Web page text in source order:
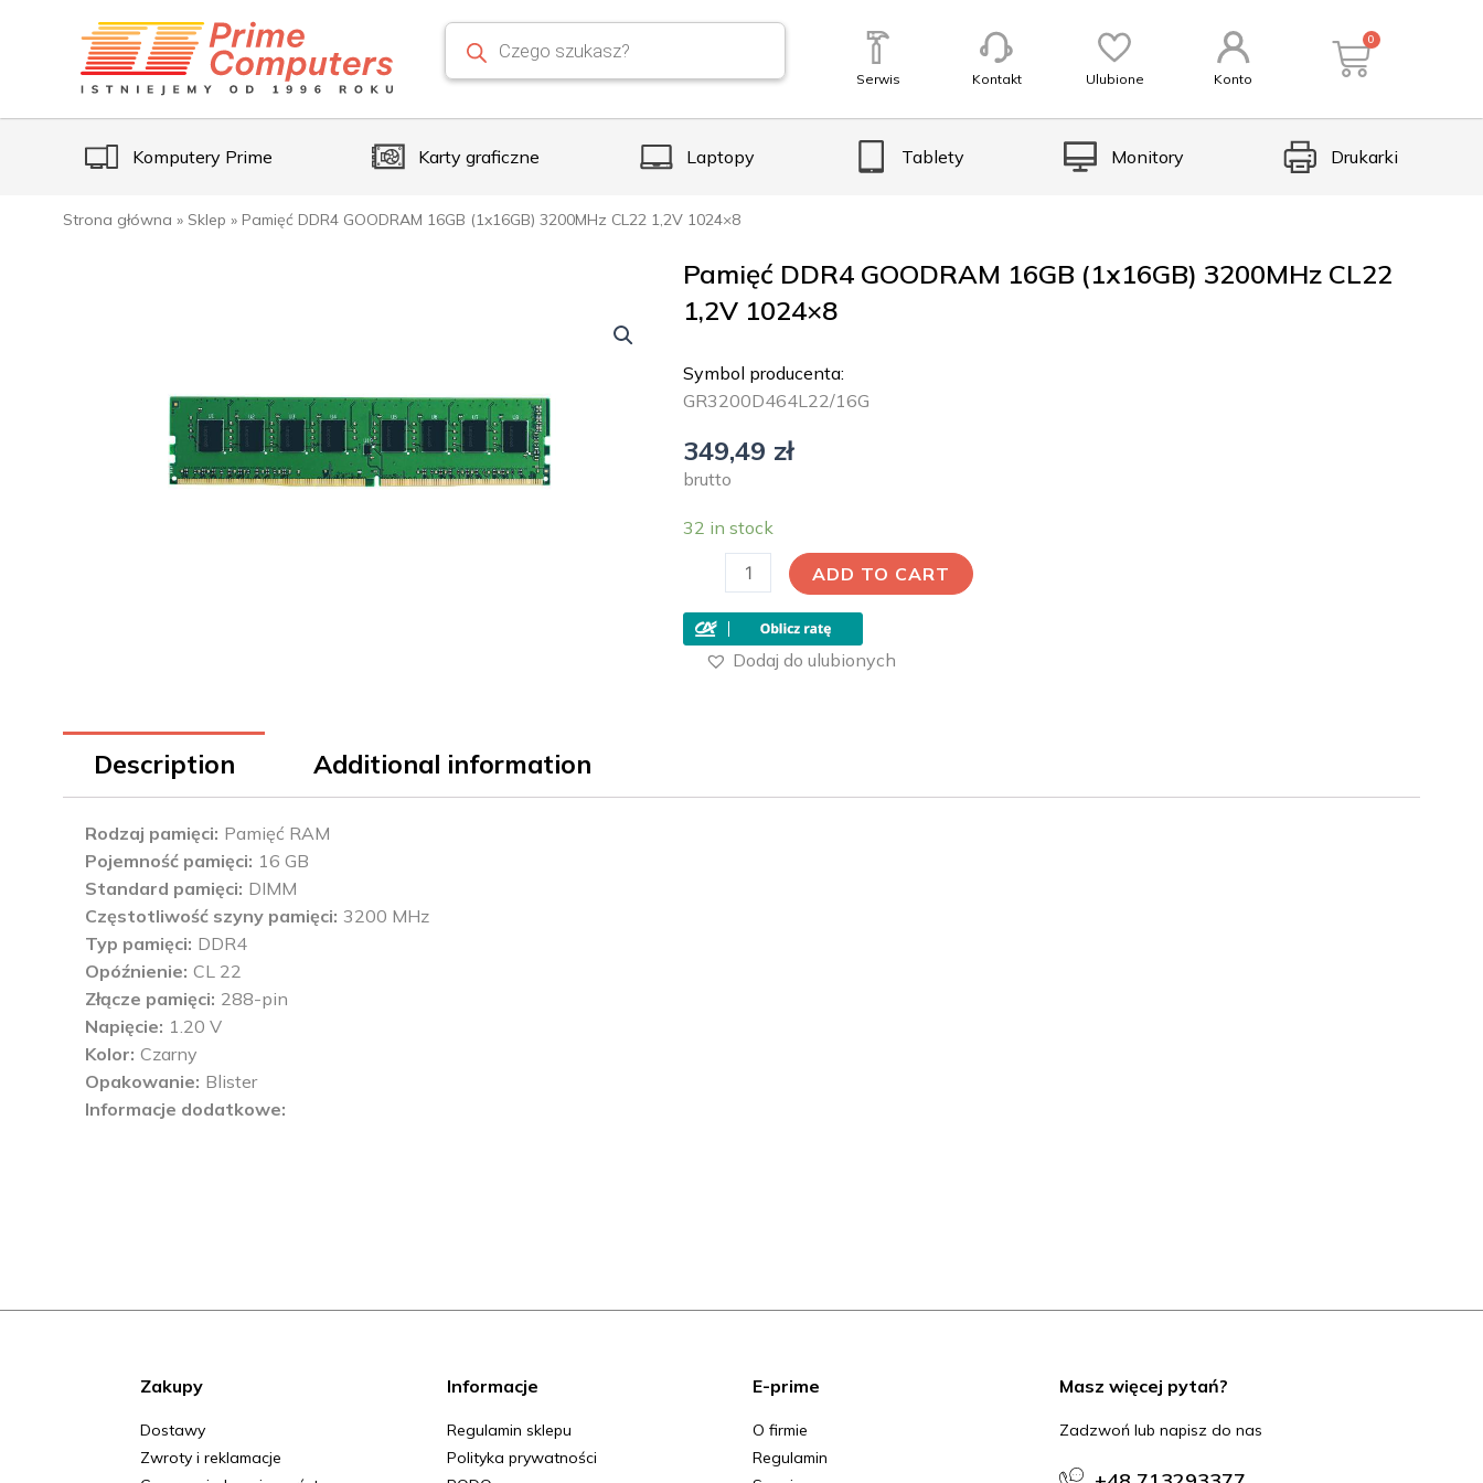
Serwis Kontakt Ulubione Konto
0
Komputery Prime Karty graficzne Laptopy Tablety Monitory Drukarki
Strona główna » Sklep » Pamięć DDR4 GOODRAM 16GB (1x16GB) 3200MHz CL22 1,2V 1024×8
Pamięć DDR4 GOODRAM 16GB (1x16GB) 3200MHz CL22
1,2V 1024×8
Symbol producenta:
GR3200D464L22/16G
349,49 zł
brutto
32 in stock
ADD TO CART
Dodaj do ulubionych
Description Additional information
Rodzaj pamięci Pamięć RAM
Pojemność pamięci 16 GB
Standard pamięci DIMM
Częstotliwość szyny pamięci 3200 MHz
Typ pamięci DDR4
Opóźnienie CL 22
Złącze pamięci 288-pin
Napięcie 1.20 V
Kolor Czarny
Opakowanie Blister
Informacje dodatkowe
Zakupy
Dostawy
Zwroty i reklamacje
Informacje
Regulamin sklepu
Polityka prywatności
E-prime
O firmie
Regulamin
Masz więcej pytań?
Zadzwoń lub napisz do nas